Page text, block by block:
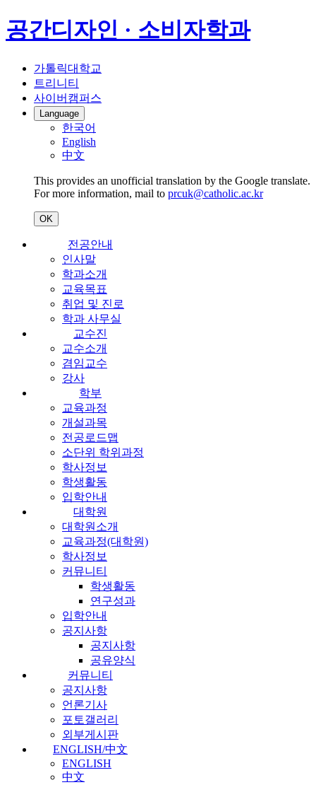
공간디자인 · 소비자학과
가톨릭대학교
트리니티
사이버캠퍼스
Language
한국어
English
中文
This provides an unofficial translation by the Google translate.
For more information, mail to prcuk@catholic.ac.kr
OK
전공안내
인사말
학과소개
교육목표
취업 및 진로
학과 사무실
교수진
교수소개
겸임교수
강사
학부
교육과정
개설과목
전공로드맵
소단위 학위과정
학사정보
학생활동
입학안내
대학원
대학원소개
교육과정(대학원)
학사정보
커뮤니티
학생활동
연구성과
입학안내
공지사항
공지사항
공유양식
커뮤니티
공지사항
언론기사
포토갤러리
외부게시판
ENGLISH/中文
ENGLISH
中文